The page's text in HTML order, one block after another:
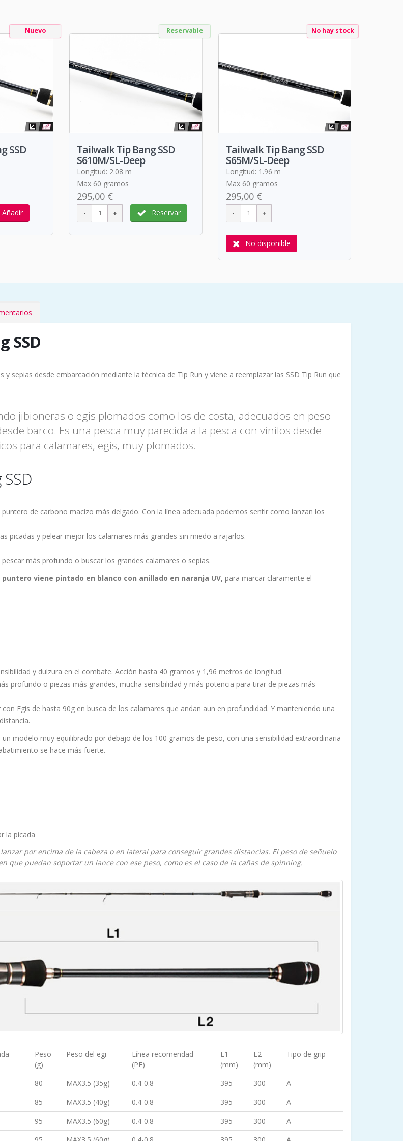
Nuevo
SSD
Añadir
Reservable
Tailwalk Tip Bang SSD
S610M/SL-Deep
Longitud: 2.08 m
Max 60 gramos
295,00 €
Reservar
No hay stock
Tailwalk Tip Bang SSD
S65M/SL-Deep
Longitud: 1.96 m
Max 60 gramos
295,00 €
No disponible
SSD
y sepias desde embarcación mediante la técnica de Tip Run y viene a reemplazar las SSD Tip Run que
jibioneras o egis plomados como los de costa, adecuados en peso
barco. Es una pesca muy parecida a la pesca con vinilos desde
para calamares, egis, muy plomados.
de carbono macizo más delgado. Con la línea adecuada podemos sentir como lanzan los
picadas y pelear mejor los calamares más grandes sin miedo a rajarlos.
más profundo o buscar los grandes calamares o sepias.
puntero viene pintado en blanco con anillado en naranja UV, para marcar claramente el
y dulzura en el combate. Acción hasta 40 gramos y 1,96 metros de longitud.
profundo o piezas más grandes, mucha sensibilidad y más potencia para tirar de piezas más
Egis de hasta 90g en busca de los calamares que andan aun en profundidad. Y manteniendo una
modelo muy equilibrado por debajo de los 100 gramos de peso, con una sensibilidad extraordinaria
se hace más fuerte.
la picada
por encima de la cabeza o en lateral para conseguir grandes distancias. El peso de señuelo
que puedan soportar un lance con ese peso, como es el caso de la cañas de spinning.
Peso
(g)
Peso del egi
Línea recomendad
(PE)
L1
(mm)
L2
(mm)
Tipo de grip
80 MAX3.5 (35g) 0.4-0.8 395 300
A
85 MAX3.5 (40g) 0.4-0.8 395 300
A
95 MAX3.5 (60g) 0.4-0.8 395 300
A